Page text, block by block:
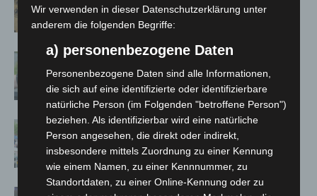
Französische Oper im Maschpark
Langenhagen: Autofahrer mit 3,17
Promille aus dem Verkehr gezogen
Blaulichtmeile Langenhagen 2026:
Polizei, Feuerwehr und Rettung
hautnah erleben
Wir verwenden in dieser Datenschutzerklärung unter
anderem die folgenden Begriffe:
a) personenbezogene Daten
Personenbezogene Daten sind alle Informationen,
die sich auf eine identifizierte oder identifizierbare
natürliche Person (im Folgenden "betroffene Person")
beziehen. Als identifizierbar wird eine natürliche
Person angesehen, die direkt oder indirekt,
insbesondere mittels Zuordnung zu einer Kennung
wie einem Namen, zu einer Kennnummer, zu
Standortdaten, zu einer Online-Kennung oder zu